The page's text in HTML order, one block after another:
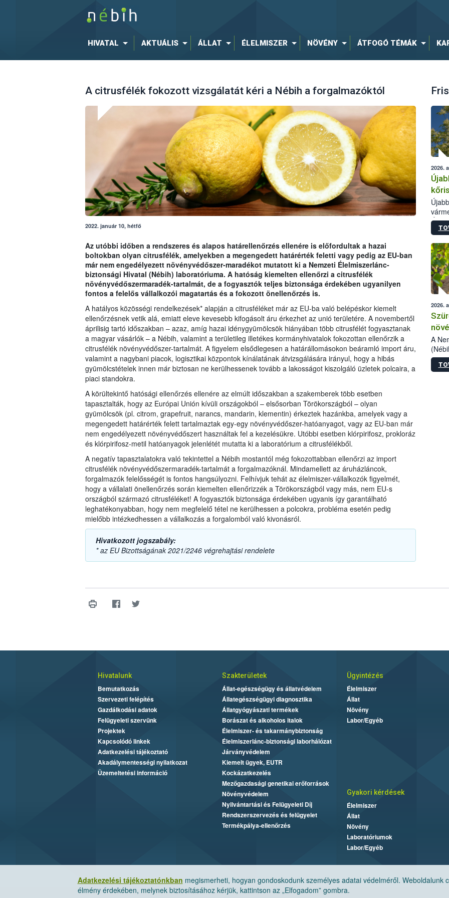
HIVATAL AKTUÁLIS ÁLLAT ÉLELMISZER NÖVÉNY ÁTFOGÓ TÉMÁK
A citrusfélék fokozott vizsgálatát kéri a Nébih a forgalmazóktól
2022. január 10, hétfő
Az utóbbi időben a rendszeres és alapos határellenőrzés ellenére is előfordultak a hazai
boltokban olyan citrusfélék, amelyekben a megengedett határérték feletti vagy pedig az EU-ban
már nem engedélyezett növényvédőszer-maradékot mutatott ki a Nemzeti Élelmiszerlánc-
biztonsági Hivatal (Nébih) laboratóriuma. A hatóság kiemelten ellenőrzi a citrusfélék
növényvédőszermaradék-tartalmát, de a fogyasztók teljes biztonsága érdekében ugyanilyen
fontos a felelős vállalkozói magatartás és a fokozott önellenőrzés is.
A hatályos közösségi rendelkezések* alapján a citrusféléket már az EU-ba való belépéskor kiemelt
ellenőrzésnek vetik alá, emiatt eleve kevesebb kifogásolt áru érkezhet az unió területére. A novembertől
áprilisig tartó időszakban – azaz, amíg hazai idénygyümölcsök hiányában több citrusfélét fogyasztanak
a magyar vásárlók – a Nébih, valamint a területileg illetékes kormányhivatalok fokozottan ellenőrzik a
citrusfélék növényvédőszer-tartalmát. A figyelem elsődlegesen a határállomásokon beáramló import áru,
valamint a nagybani piacok, logisztikai központok kínálatának átvizsgálására irányul, hogy a hibás
gyümölcstételek innen már biztosan ne kerülhessenek tovább a lakosságot kiszolgáló üzletek polcaira, a
piaci standokra.
A körültekintő hatósági ellenőrzés ellenére az elmúlt időszakban a szakemberek több esetben
tapasztalták, hogy az Európai Unión kívüli országokból – elsősorban Törökországból – olyan
gyümölcsök (pl. citrom, grapefruit, narancs, mandarin, klementin) érkeztek hazánkba, amelyek vagy a
megengedett határérték felett tartalmaztak egy-egy növényvédőszer-hatóanyagot, vagy az EU-ban már
nem engedélyezett növényvédőszert használtak fel a kezelésükre. Utóbbi esetben klórpirifosz, prokloráz
és klórpirifosz-metil hatóanyagok jelenlétét mutatta ki a laboratórium a citrusfélékből.
A negatív tapasztalatokra való tekintettel a Nébih mostantól még fokozottabban ellenőrzi az import
citrusfélék növényvédőszermaradék-tartalmát a forgalmazóknál. Mindamellett az áruházláncok,
forgalmazók felelősségét is fontos hangsúlyozni. Felhívjuk tehát az élelmiszer-vállalkozók figyelmét,
hogy a vállalati önellenőrzés során kiemelten ellenőrizzék a Törökországból vagy más, nem EU-s
országból származó citrusféléket! A fogyasztók biztonsága érdekében ugyanis így garantálható
leghatékonyabban, hogy nem megfelelő tétel ne kerülhessen a polcokra, probléma esetén pedig
mielőbb intézkedhessen a vállalkozás a forgalomból való kivonásról.
Hivatkozott jogszabály:
* az EU Bizottságának 2021/2246 végrehajtási rendelete
2026.
2026.
A
Adatkezelési tájékoztatónkban megismerheti, hogyan gondoskodunk személyes adatai védelméről. Weboldalunk
élmény érdekében, melynek biztosításához kérjük, kattintson az „Elfogadom” gombra.
Hivatalunk
Bemutatkozás
Szervezeti felépítés
Gazdálkodási adatok
Felügyeleti szervünk
Projektek
Kapcsolódó linkek
Adatkezelési tájékoztató
Akadálymentességi nyilatkozat
Üzemeltetési információ
Szakterületek
Állat-egészségügy és állatvédelem
Állategészségügyi diagnosztika
Állatgyógyászati termékek
Borászat és alkoholos italok
Élelmiszer- és takarmánybiztonság
Élelmiszerlánc-biztonsági laborhálózat
Járványvédelem
Kiemelt ügyek, EUTR
Kockázatkezelés
Mezőgazdasági genetikai erőforrások
Növényvédelem
Nyilvántartási és Felügyeleti Díj
Rendszerszervezés és felügyelet
Termékpálya-ellenőrzés
Ügyintézés
Élelmiszer
Állat
Növény
Labor/Egyéb
Gyakori kérdések
Élelmiszer
Állat
Növény
Laboratóriumok
Labor/Egyéb